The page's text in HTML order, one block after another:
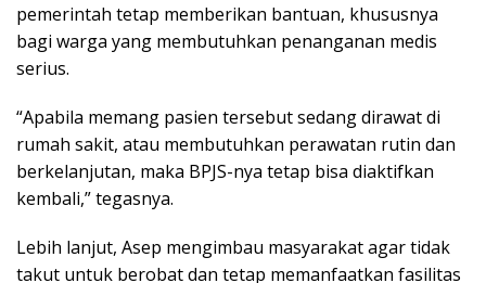
pemerintah tetap memberikan bantuan, khususnya
bagi warga yang membutuhkan penanganan medis
serius.
“Apabila memang pasien tersebut sedang dirawat di
rumah sakit, atau membutuhkan perawatan rutin dan
berkelanjutan, maka BPJS-nya tetap bisa diaktifkan
kembali,” tegasnya.
Lebih lanjut, Asep mengimbau masyarakat agar tidak
takut untuk berobat dan tetap memanfaatkan fasilitas